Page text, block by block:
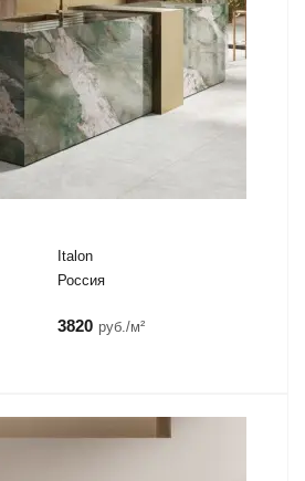
Italon
Россия
3820 руб./м²